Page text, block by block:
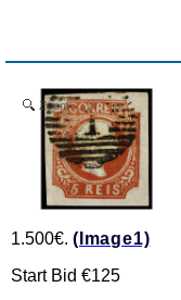
Zoom
1.500€. (Image1)
Start Bid €125